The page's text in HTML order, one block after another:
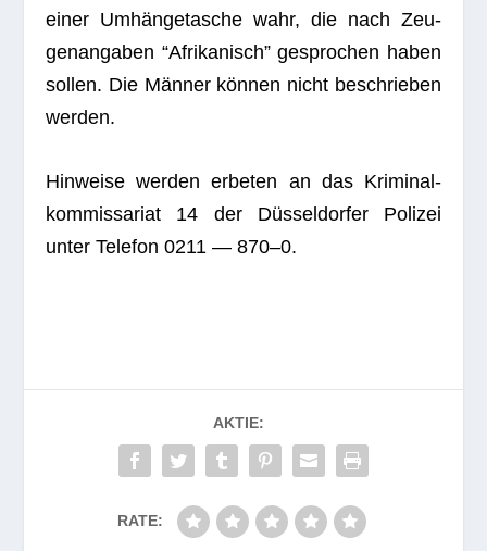
einer Umhän­ge­ta­sche wahr, die nach Zeu­
gen­an­ga­ben “Afri­ka­nisch” gespro­chen haben
sol­len. Die Män­ner kön­nen nicht beschrie­ben
werden.
Hin­weise wer­den erbe­ten an das Kri­mi­nal­
kom­mis­sa­riat 14 der Düs­sel­dor­fer Poli­zei
unter Tele­fon 0211 — 870–0.
AKTIE:
RATE: